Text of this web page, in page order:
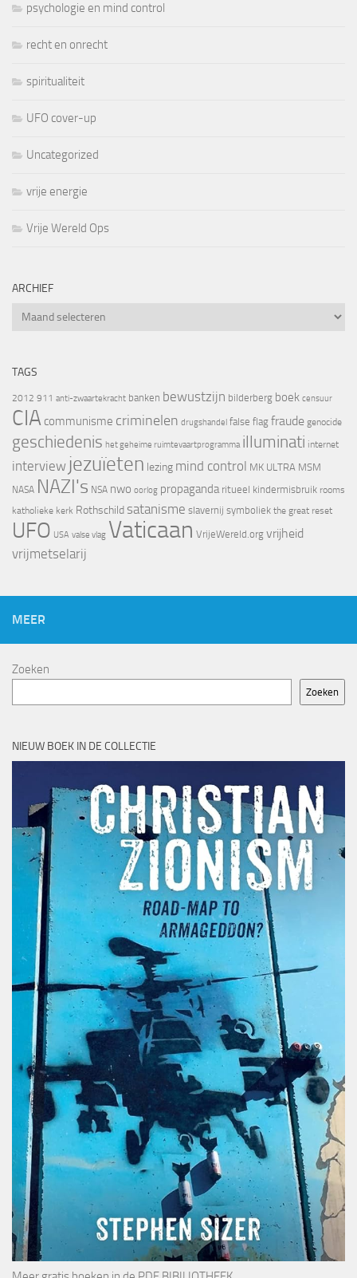
psychologie en mind control
recht en onrecht
spiritualiteit
UFO cover-up
Uncategorized
vrije energie
Vrije Wereld Ops
ARCHIEF
Archief
TAGS
2012 911 anti-zwaartekracht banken bewustzijn bilderberg boek censuur
CIA communisme criminelen drugshandel false flag fraude genocide
geschiedenis het geheime ruimtevaartprogramma illuminati internet
interview jezuïeten lezing mind control MK ULTRA MSM
NASA NAZI's NSA nwo oorlog propaganda ritueel kindermisbruik rooms
katholieke kerk Rothschild satanisme slavernij symboliek the great reset
UFO USA valse vlag Vaticaan VrijeWereld.org vrijheid
vrijmetselarij
MEER
Zoeken
Zoeken
NIEUW BOEK IN DE COLLECTIE